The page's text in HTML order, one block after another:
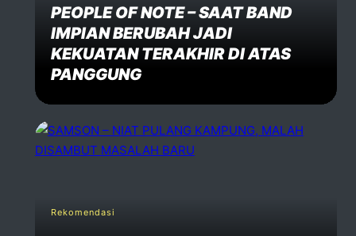
PEOPLE OF NOTE – SAAT BAND
IMPIAN BERUBAH JADI
KEKUATAN TERAKHIR DI ATAS
PANGGUNG
Rekomendasi